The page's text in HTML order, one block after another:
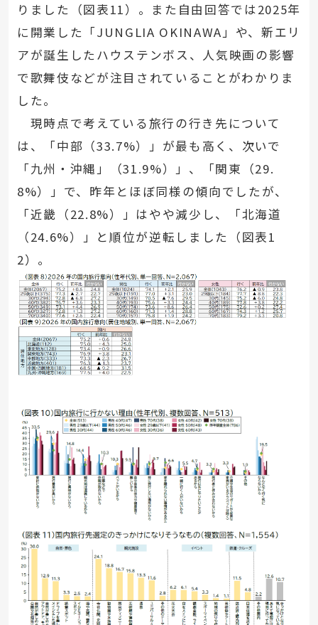
りました（図表11）。また自由回答では2025年
に開業した「JUNGLIA OKINAWA」や、新エリ
アが誕生したハウステンボス、人気映画の影響
で歌舞伎などが注目されていることがわかりま
した。
現時点で考えている旅行の行き先について
は、「中部（33.7%）」が最も高く、次いで
「九州・沖縄」（31.9%）」、「関東（29.
8%）」で、昨年とほぼ同様の傾向でしたが、
「近畿（22.8%）」はやや減少し、「北海道
（24.6%）」と順位が逆転しました（図表1
2）。